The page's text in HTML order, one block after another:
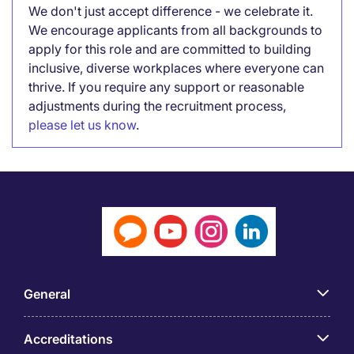
We don't just accept difference - we celebrate it.
We encourage applicants from all backgrounds to
apply for this role and are committed to building
inclusive, diverse workplaces where everyone can
thrive. If you require any support or reasonable
adjustments during the recruitment process,
please let us know.
General
Accreditations